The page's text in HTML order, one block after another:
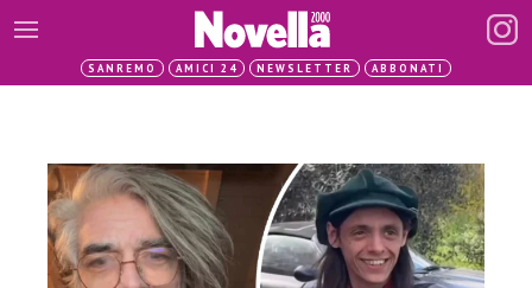
SANREMO AMICI 24 NEWSLETTER ABBONATI